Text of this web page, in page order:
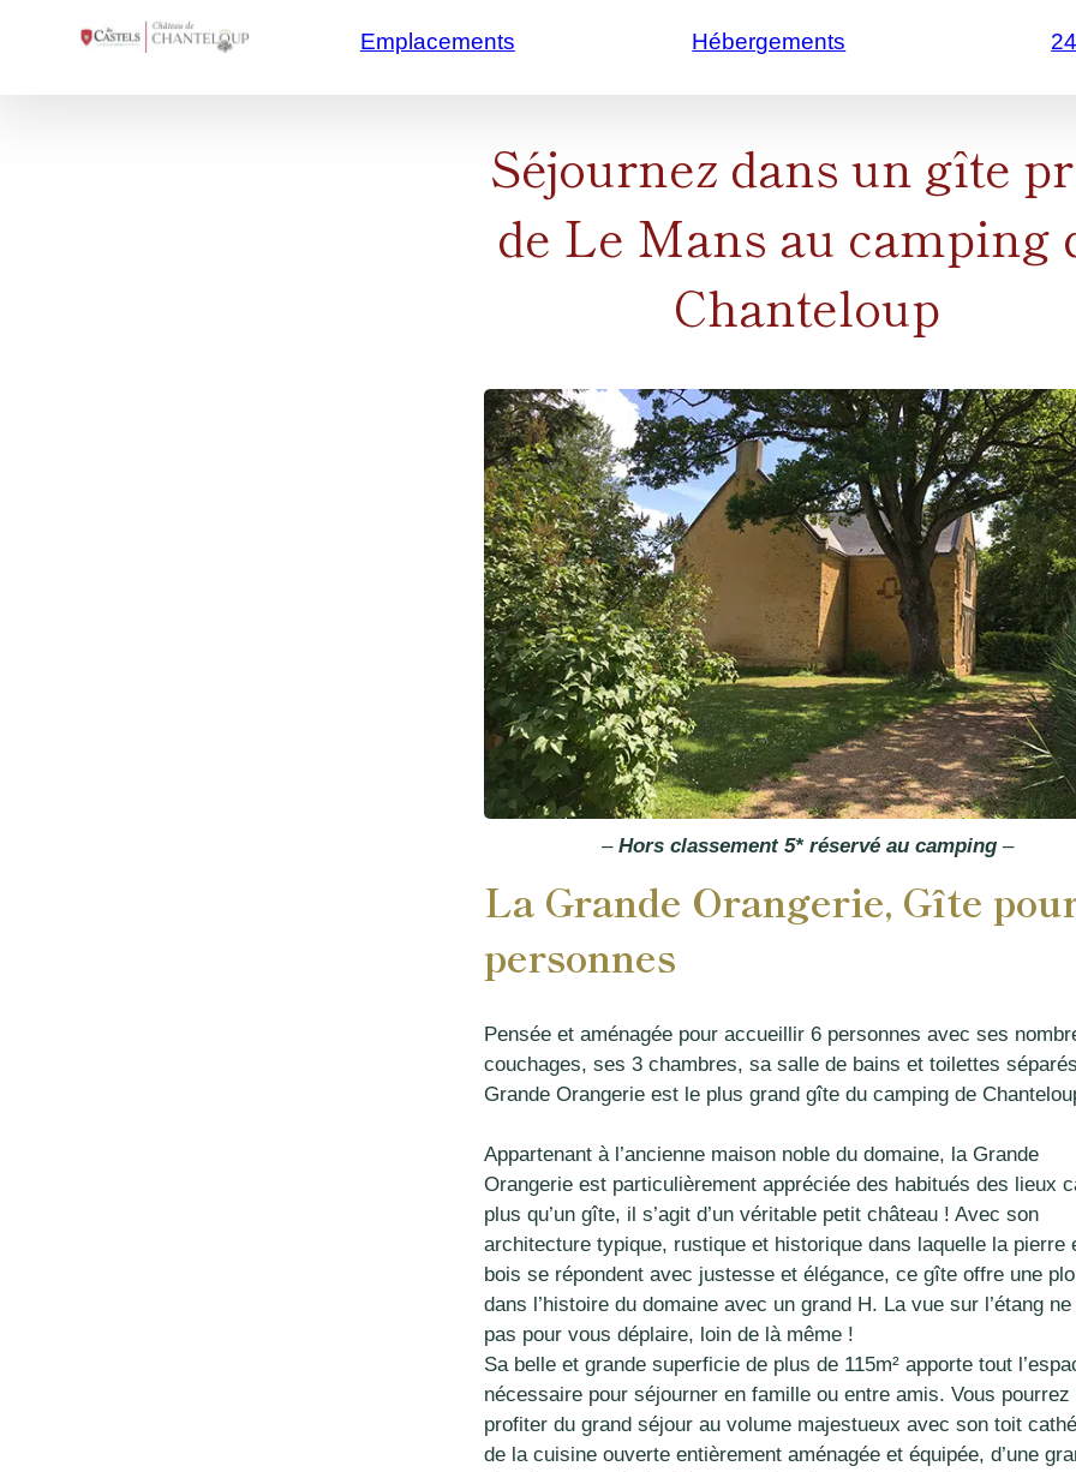
Emplacements Hébergements
Séjournez dans un gîte
de Le Mans au camping
Chanteloup
–Hors classement 5* réservé au camping –
La Grande Orangerie, Gîte
personnes
Pensée et aménagée pour accueillir 6 personnes avec ses
couchages, ses 3 chambres, sa salle de bains et toilettes
Grande Orangerie est le plus grand gîte du camping de
Appartenant à l’ancienne maison noble du domaine, la Grande
Orangerie est particulièrement appréciée des habitués des lieux
plus qu’un gîte, il s’agit d’un véritable petit château ! Avec son
architecture typique, rustique et historique dans laquelle la pierre
bois se répondent avec justesse et élégance, ce gîte offre une
dans l’histoire du domaine avec un grand H. La vue sur l’étang
pas pour vous déplaire, loin de là même !
Sa belle et grande superficie de plus de 115m² apporte tout
nécessaire pour séjourner en famille ou entre amis. Vous pourrez
profiter du grand séjour au volume majestueux avec son toit
de la cuisine ouverte entièrement aménagée et équipée, d’une